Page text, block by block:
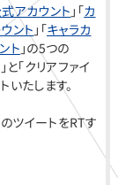
アカウント 」「カ
ント 」「キャラカ
ト」の5つの
「クリアファイ
いたします。
ツイートをRTす